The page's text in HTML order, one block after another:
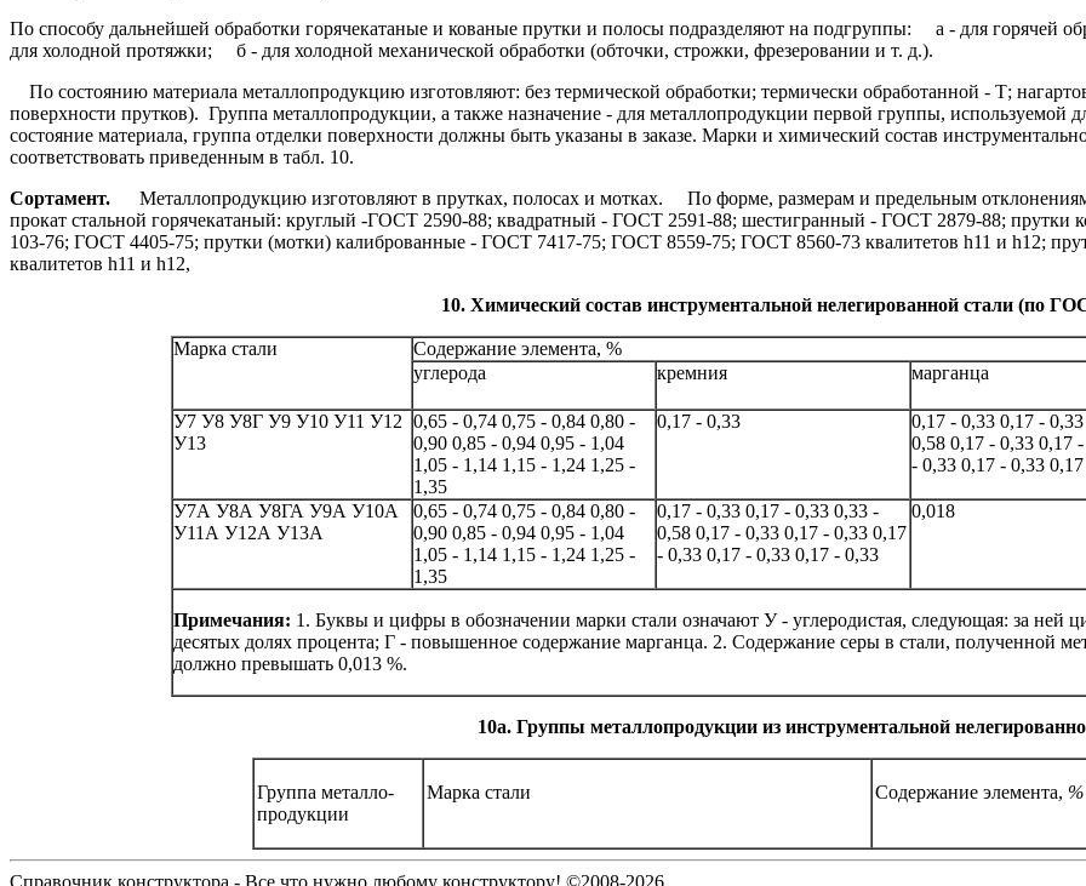
По способу дальнейшей обработки горячекатаные и кованые прутки и полосы подразделяют на подгруппы: а - для горячей
для холодной протяжки; б - для холодной механической обработки (обточки, строжки, фрезеровании и т. д.).
По состоянию материала металлопродукцию изготовляют: без термической обработки; термически обработанной - Т;
поверхности прутков). Группа металлопродукции, а также назначение - для металлопродукции первой группы, используемой
состояние материала, группа отделки поверхности должны быть указаны в заказе. Марки и химический состав
соответствовать приведенным в табл. 10.
Сортамент.
Металлопродукцию изготовляют в прутках, полосах и мотках. По форме, размерам и предельным отклонениям
прокат стальной горячекатаный: круглый -ГОСТ 2590-88; квадратный - ГОСТ 2591-88; шестигранный - ГОСТ 2879-88;
103-76; ГОСТ 4405-75; прутки (мотки) калиброванные - ГОСТ 7417-75; ГОСТ 8559-75; ГОСТ 8560-73 квалитетов h11 и h12;
квалитетов h11 и h12,
10. Химический состав инструментальной нелегированной стали (по
Марка стали
Содержание элемента, %
углерода
кремния марганца
У7 У8 У8Г У9 У10 У11 У12
У13
0,65 - 0,74 0,75 - 0,84 0,80 -
0,90 0,85 - 0,94 0,95 - 1,04
1,05 - 1,14 1,15 - 1,24 1,25 -
1,35
0,17 - 0,33 0,17 - 0,33 0,17 - 0,33
0,58 0,17 - 0,33 0,17
- 0,33 0,17 - 0,33
У7А У8А У8ГА У9А У10А
У11А У12А У13А
0,65 - 0,74 0,75 - 0,84 0,80 -
0,90 0,85 - 0,94 0,95 - 1,04
1,05 - 1,14 1,15 - 1,24 1,25 -
1,35
0,17 - 0,33 0,17 - 0,33 0,33 -
0,58 0,17 - 0,33 0,17 - 0,33 0,17
- 0,33 0,17 - 0,33 0,17 - 0,33
0,018
Примечания: 1. Буквы и цифры в обозначении марки стали означают У - углеродистая, следующая: за ней
десятых долях процента; Г - повышенное содержание марганца. 2. Содержание серы в стали, полученной
должно превышать 0,013 %.
10а. Группы металлопродукции из инструментальной
Группа металло-
продукции
Марка стали Содержание элемента, %